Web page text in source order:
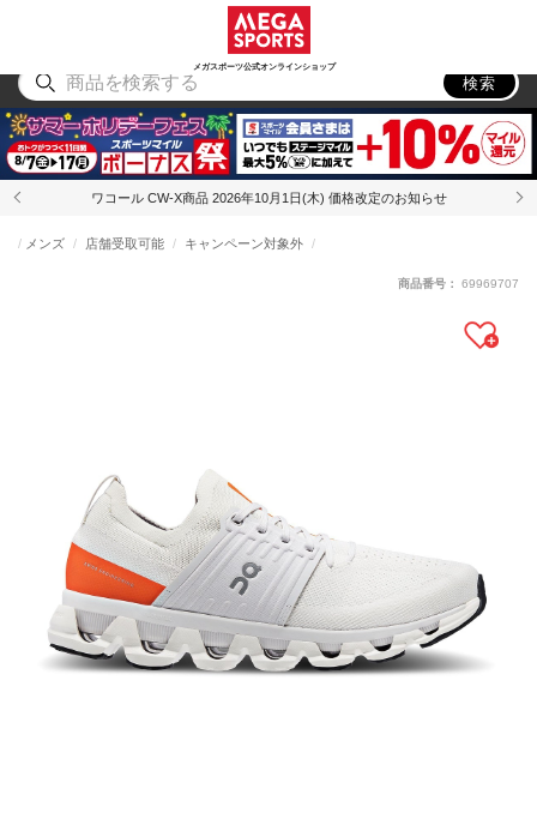
メガスポーツ公式オンラインショップ
アウトドア
検索
ワコール CW-X商品 2026年10月1日(木) 価格改定のお知らせ
メンズ 店舗受取可能 キャンペーン対象外
商品番号： 69969707